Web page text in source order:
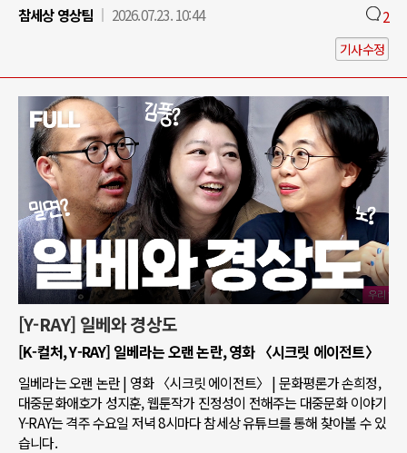
참세상 영상팀
2026.07.23. 10:44 2
기사수정
[Y-RAY] 일베와 경상도
[K-컬처, Y-RAY] 일베라는 오랜 논란, 영화 〈시크릿 에이전트〉
일베라는 오랜 논란 | 영화 〈시크릿 에이전트〉 | 문화평론가 손희정,
대중문화애호가 성지훈, 웹툰작가 진정성이 전해주는 대중문화 이야기
Y-RAY는 격주 수요일 저녁 8시마다 참세상 유튜브를 통해 찾아볼 수 있
습니다.